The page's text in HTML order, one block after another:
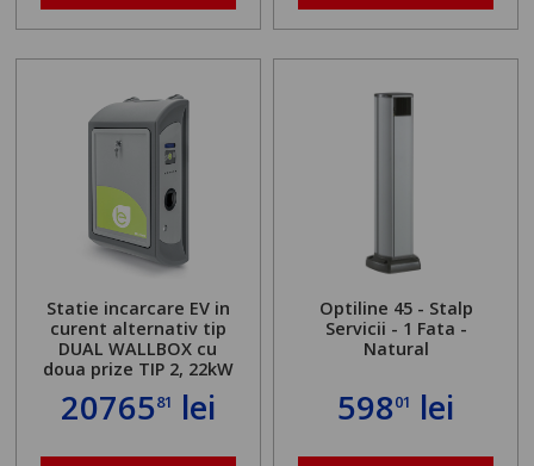
Statie incarcare EV in
curent alternativ tip
DUAL WALLBOX cu
doua prize TIP 2, 22kW
2076581 lei
Optiline 45 - Stalp
Servicii - 1 Fata -
Natural
59801 lei